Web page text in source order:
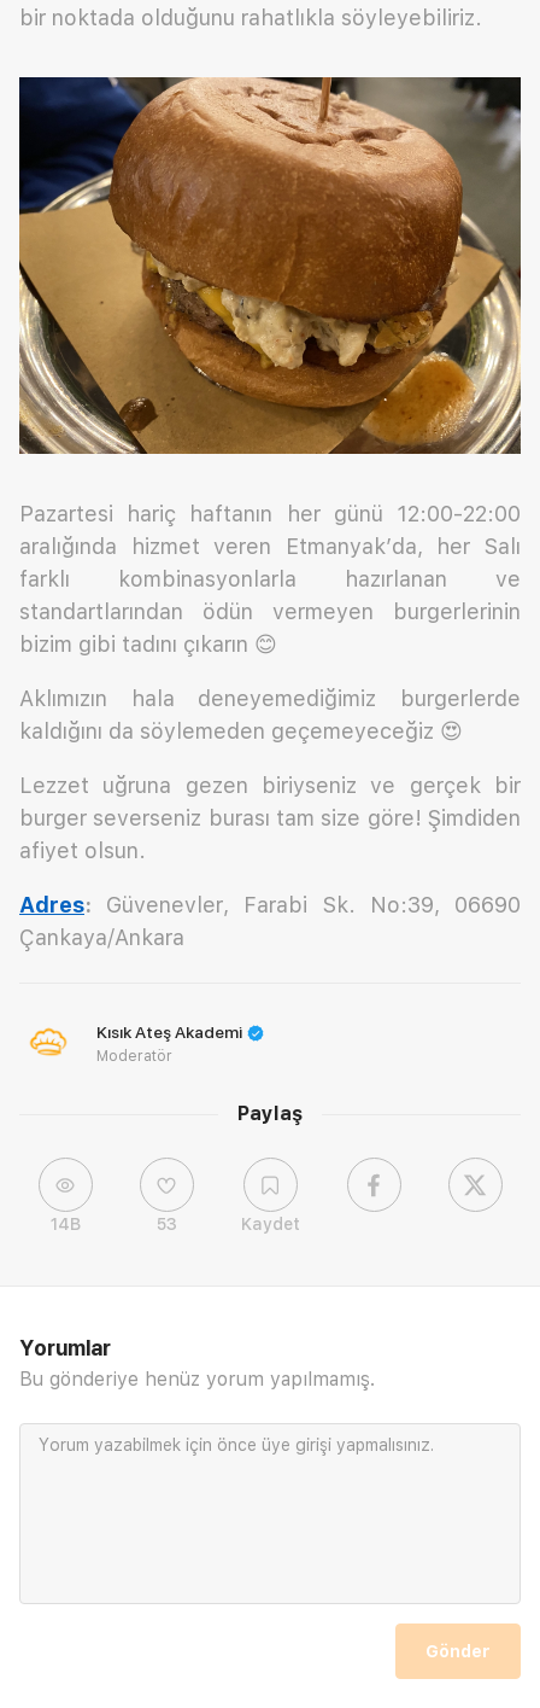
Paylaş
14B 53 Kaydet
bir noktada olduğunu rahatlıkla söyleyebiliriz.
Pazartesi hariç haftanın her günü 12:00-22:00
aralığında hizmet veren Etmanyak’da, her Salı
farklı kombinasyonlarla hazırlanan ve
standartlarından ödün vermeyen burgerlerinin
bizim gibi tadını çıkarın 😊
Aklımızın hala deneyemediğimiz burgerlerde
kaldığını da söylemeden geçemeyeceğiz 😍
Lezzet uğruna gezen biriyseniz ve gerçek bir
burger severseniz burası tam size göre! Şimdiden
afiyet olsun.
Adres: Güvenevler, Farabi Sk. No:39, 06690
Çankaya/Ankara
Kısık Ateş Akademi
Moderatör
Yorumlar
Bu gönderiye henüz yorum yapılmamış.
Yorum yazabilmek için önce üye girişi yapmalısınız.
Gönder